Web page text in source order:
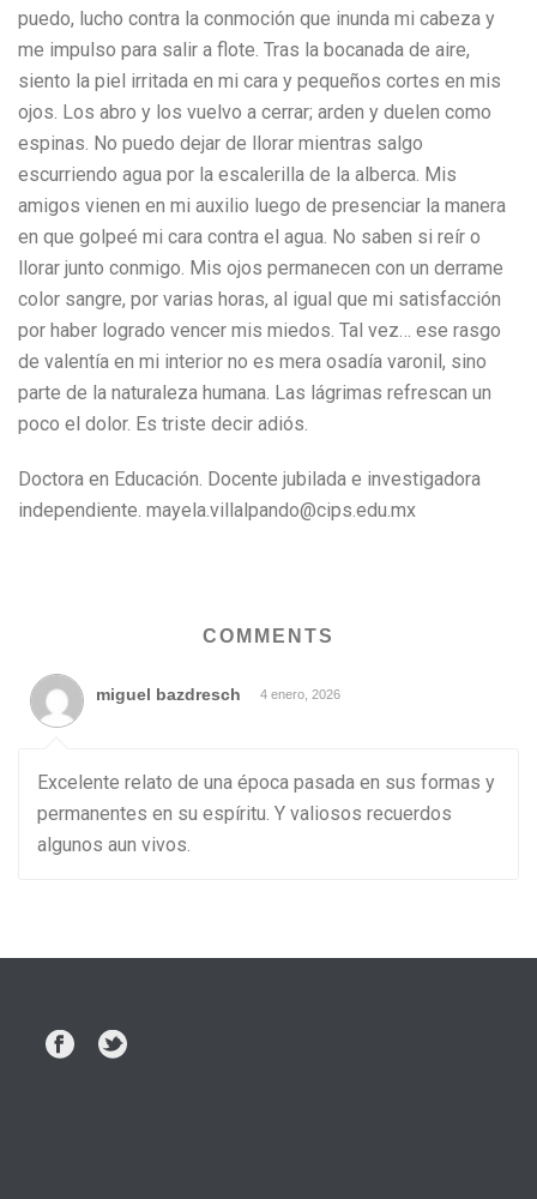
puedo, lucho contra la conmoción que inunda mi cabeza y
me impulso para salir a flote. Tras la bocanada de aire,
siento la piel irritada en mi cara y pequeños cortes en mis
ojos. Los abro y los vuelvo a cerrar; arden y duelen como
espinas. No puedo dejar de llorar mientras salgo
escurriendo agua por la escalerilla de la alberca. Mis
amigos vienen en mi auxilio luego de presenciar la manera
en que golpeé mi cara contra el agua. No saben si reír o
llorar junto conmigo. Mis ojos permanecen con un derrame
color sangre, por varias horas, al igual que mi satisfacción
por haber logrado vencer mis miedos. Tal vez… ese rasgo
de valentía en mi interior no es mera osadía varonil, sino
parte de la naturaleza humana. Las lágrimas refrescan un
poco el dolor. Es triste decir adiós.
Doctora en Educación. Docente jubilada e investigadora
independiente. mayela.villalpando@cips.edu.mx
COMMENTS
miguel bazdresch 4 enero, 2026
Excelente relato de una época pasada en sus formas y
permanentes en su espíritu. Y valiosos recuerdos
algunos aun vivos.